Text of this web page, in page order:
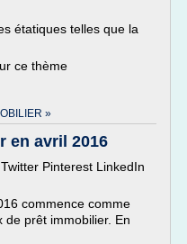
étatiques telles que la
ce thème
»
en avril 2016
Pinterest LinkedIn
commence comme
de prêt immobilier. En